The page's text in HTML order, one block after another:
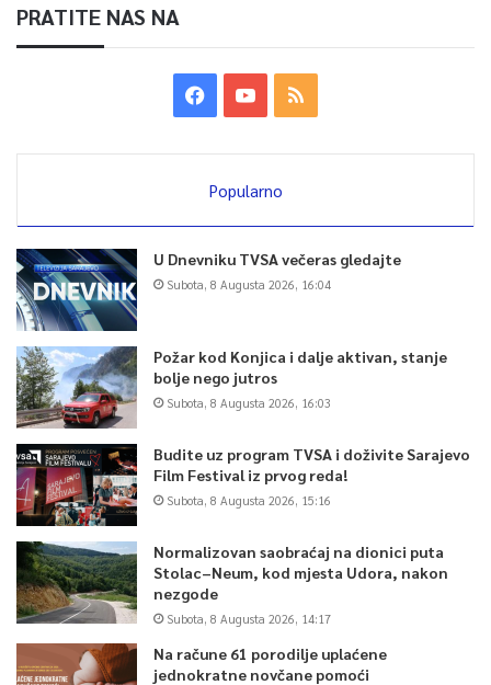
PRATITE NAS NA
Popularno
U Dnevniku TVSA večeras gledajte
Subota, 8 Augusta 2026, 16:04
Požar kod Konjica i dalje aktivan, stanje
bolje nego jutros
Subota, 8 Augusta 2026, 16:03
Budite uz program TVSA i doživite Sarajevo
Film Festival iz prvog reda!
Subota, 8 Augusta 2026, 15:16
Normalizovan saobraćaj na dionici puta
Stolac–Neum, kod mjesta Udora, nakon
nezgode
Subota, 8 Augusta 2026, 14:17
Na račune 61 porodilje uplaćene
jednokratne novčane pomoći